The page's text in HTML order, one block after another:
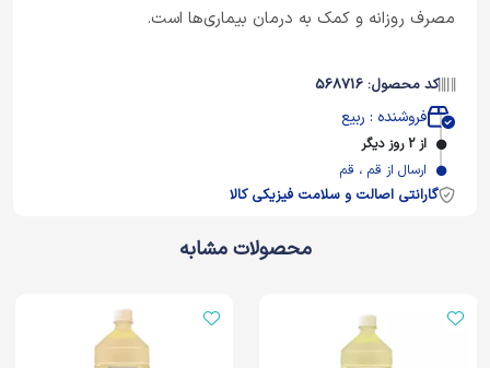
مصرف روزانه و کمک به درمان بیماری‌ها است.
کد محصول: 568716
فروشنده : ربیع
از 2 روز دیگر
ارسال از قم ، قم
گارانتی اصالت و سلامت فیزیکی کالا
محصولات مشابه